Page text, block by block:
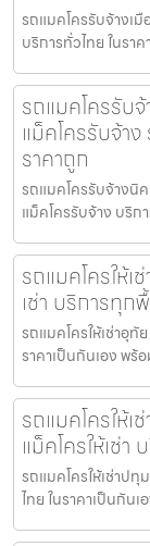
รถแมคโครรับจ้างเ
บริการทั่วไทย ในร
รถแมคโครรับ
แม็คโครรับจ้า
ราคาถูก
รถแมคโครรับจ้างนิ
แม็คโครรับจ้าง บริก
รถแมคโครให้เ
เช่า บริการทุก
รถแมคโครให้เช่าอุทั
ราคาเป็นกันเอง พ
รถแมคโครให้
แม็คโครให้เช่
รถแมคโครให้เช่าปทุ
ไทย ในราคาเป็นกัน